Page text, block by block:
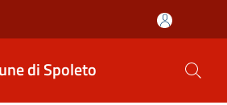
di Spoleto